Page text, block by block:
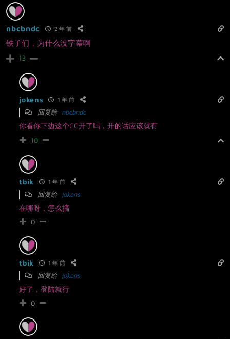
nbcbndc 2 年 前
铁子们，为什么没字幕啊
13
jokens 1 年 前
回复给 nbcbndc
你看你下边这个CC开了吗，开的话应该就有
10
tbik 1 年 前
回复给 jokens
在哪呀，怎么搞
0
tbik 1 年 前
回复给 jokens
好了，登陆就行
0